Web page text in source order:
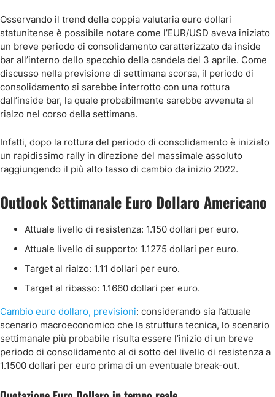
Osservando il trend della coppia valutaria euro dollari
statunitense è possibile notare come l’EUR/USD aveva iniziato
un breve periodo di consolidamento caratterizzato da inside
bar all’interno dello specchio della candela del 3 aprile. Come
discusso nella previsione di settimana scorsa, il periodo di
consolidamento si sarebbe interrotto con una rottura
dall’inside bar, la quale probabilmente sarebbe avvenuta al
rialzo nel corso della settimana.
Infatti, dopo la rottura del periodo di consolidamento è iniziato
un rapidissimo rally in direzione del massimale assoluto
raggiungendo il più alto tasso di cambio da inizio 2022.
Outlook Settimanale Euro Dollaro Americano
Attuale livello di resistenza: 1.150 dollari per euro.
Attuale livello di supporto: 1.1275 dollari per euro.
Target al rialzo: 1.11 dollari per euro.
Target al ribasso: 1.1660 dollari per euro.
Cambio euro dollaro, previsioni: considerando sia l’attuale
scenario macroeconomico che la struttura tecnica, lo scenario
settimanale più probabile risulta essere l’inizio di un breve
periodo di consolidamento al di sotto del livello di resistenza a
1.1500 dollari per euro prima di un eventuale break-out.